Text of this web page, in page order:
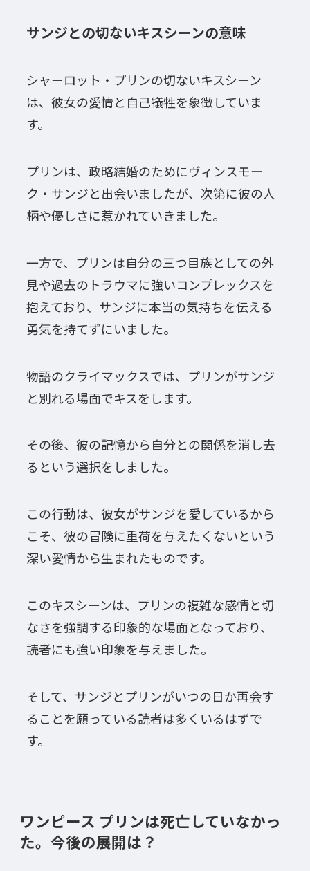
サンジとの切ないキスシーンの意味
シャーロット・プリンの切ないキスシーン
は、彼女の愛情と自己犠牲を象徴していま
す。
プリンは、政略結婚のためにヴィンスモー
ク・サンジと出会いましたが、次第に彼の人
柄や優しさに惹かれていきました。
一方で、プリンは自分の三つ目族としての外
見や過去のトラウマに強いコンプレックスを
抱えており、サンジに本当の気持ちを伝える
勇気を持てずにいました。
物語のクライマックスでは、プリンがサンジ
と別れる場面でキスをします。
その後、彼の記憶から自分との関係を消し去
るという選択をしました。
この行動は、彼女がサンジを愛しているから
こそ、彼の冒険に重荷を与えたくないという
深い愛情から生まれたものです。
このキスシーンは、プリンの複雑な感情と切
なさを強調する印象的な場面となっており、
読者にも強い印象を与えました。
そして、サンジとプリンがいつの日か再会す
ることを願っている読者は多くいるはずで
す。
ワンピース プリンは死亡していなかっ
た。今後の展開は？